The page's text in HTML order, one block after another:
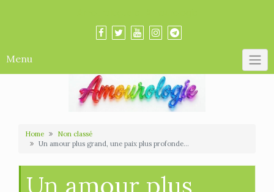
Menu
Home
Non classé
Un amour plus grand, une paix plus profonde…
Un amour plus